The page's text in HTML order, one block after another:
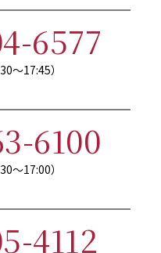
6577
〜17:45）
6100
〜17:00）
4112